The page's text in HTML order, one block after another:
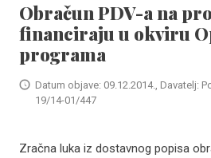
Obračun PDV-a na
financiraju u okviru
programa
Datum objave: 09.12.2014., Davatelj:
19/14-01/447
Zračna luka iz dostavnog popisa